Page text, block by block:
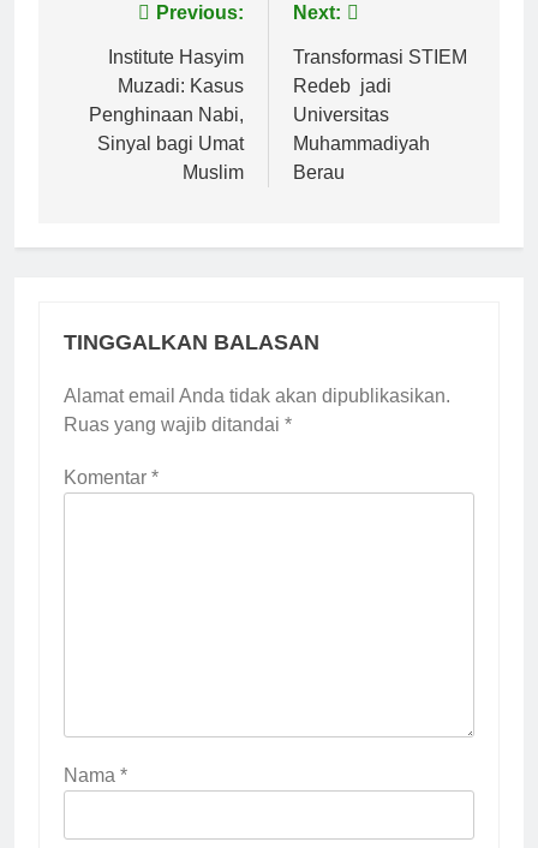
Navigasi
pos
Previous:
Institute Hasyim
Muzadi: Kasus
Penghinaan Nabi,
Sinyal bagi Umat
Muslim
Next:
Transformasi STIEM
Redeb jadi
Universitas
Muhammadiyah
Berau
TINGGALKAN BALASAN
Alamat email Anda tidak akan dipublikasikan.
Ruas yang wajib ditandai *
Komentar *
Nama *